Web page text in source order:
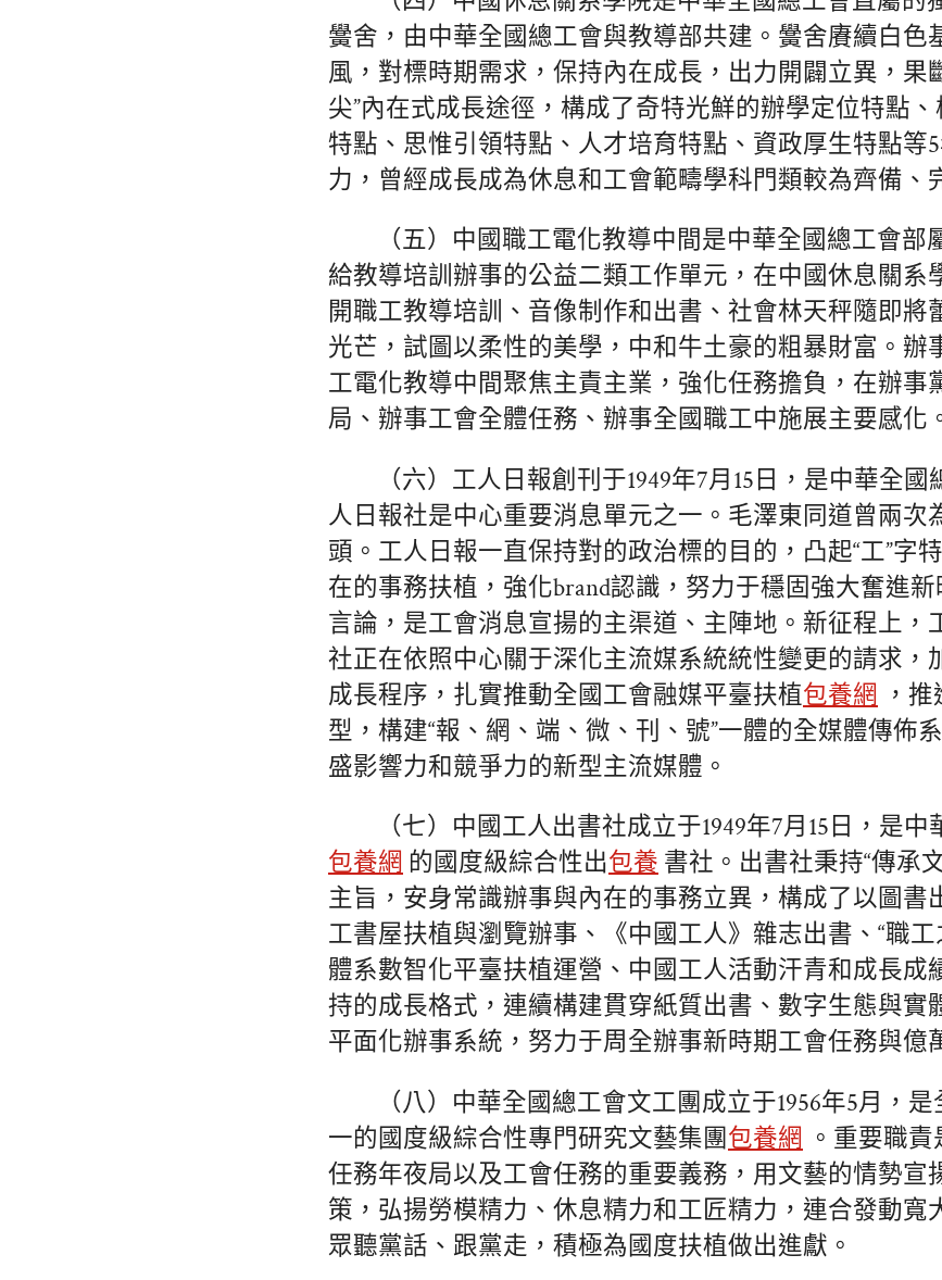
黌舍，由中華全國總工會與教導部共建。黌舍賡續白色
風，對標時期需求，保持內在成長，出力開闢立異，果
尖”內在式成長途徑，構成了奇特光鮮的辦學定位特點、
特點、思惟引領特點、人才培育特點、資政厚生特點等
力，曾經成長成為休息和工會範疇學科門類較為齊備、
（五）中國職工電化教導中間是中華全國總工會部
給教導培訓辦事的公益二類工作單元，在中國休息關系
開職工教導培訓、音像制作和出書、社會林天秤隨即將
光芒，試圖以柔性的美學，中和牛土豪的粗暴財富。辦
工電化教導中間聚焦主責主業，強化任務擔負，在辦事
局、辦事工會全體任務、辦事全國職工中施展主要感化
（六）工人日報創刊于1949年7月15日，是中華全
人日報社是中心重要消息單元之一。毛澤東同道曾兩次
頭。工人日報一直保持對的政治標的目的，凸起“工”字
在的事務扶植，強化brand認識，努力于穩固強大奮進
言論，是工會消息宣揚的主渠道、主陣地。新征程上，
社正在依照中心關于深化主流媒系統統性變更的請求，
成長程序，扎實推動全國工會融媒平臺扶植包養網 ，
型，構建“報、網、端、微、刊、號”一體的全媒體傳佈
盛影響力和競爭力的新型主流媒體。
（七）中國工人出書社成立于1949年7月15日，是
包養網 的國度級綜合性出包養 書社。出書社秉持“傳承
主旨，安身常識辦事與內在的事務立異，構成了以圖書
工書屋扶植與瀏覽辦事、《中國工人》雜志出書、“職工
體系數智化平臺扶植運營、中國工人活動汗青和成長成
持的成長格式，連續構建貫穿紙質出書、數字生態與實
平面化辦事系統，努力于周全辦事新時期工會任務與億
（八）中華全國總工會文工團成立于1956年5月，
一的國度級綜合性專門研究文藝集團包養網 。重要職
任務年夜局以及工會任務的重要義務，用文藝的情勢宣
策，弘揚勞模精力、休息精力和工匠精力，連合發動寬
眾聽黨話、跟黨走，積極為國度扶植做出進獻。